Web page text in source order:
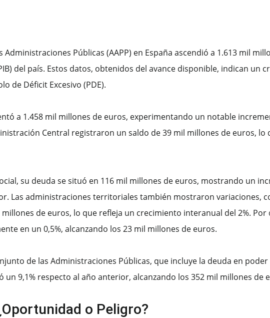
Administraciones Públicas (AAPP) en España ascendió a 1.613 mil
del país. Estos datos, obtenidos del avance disponible, indican un
de Déficit Excesivo (PDE).
a 1.458 mil millones de euros, experimentando un notable
Central registraron un saldo de 39 mil millones de euros, lo
su deuda se situó en 116 mil millones de euros, mostrando un
Las administraciones territoriales también mostraron variaciones,
de euros, lo que refleja un crecimiento interanual del 2%.
en un 0,5%, alcanzando los 23 mil millones de euros.
de las Administraciones Públicas, que incluye la deuda en
9,1% respecto al año anterior, alcanzando los 352 mil millones de
o Peligro?